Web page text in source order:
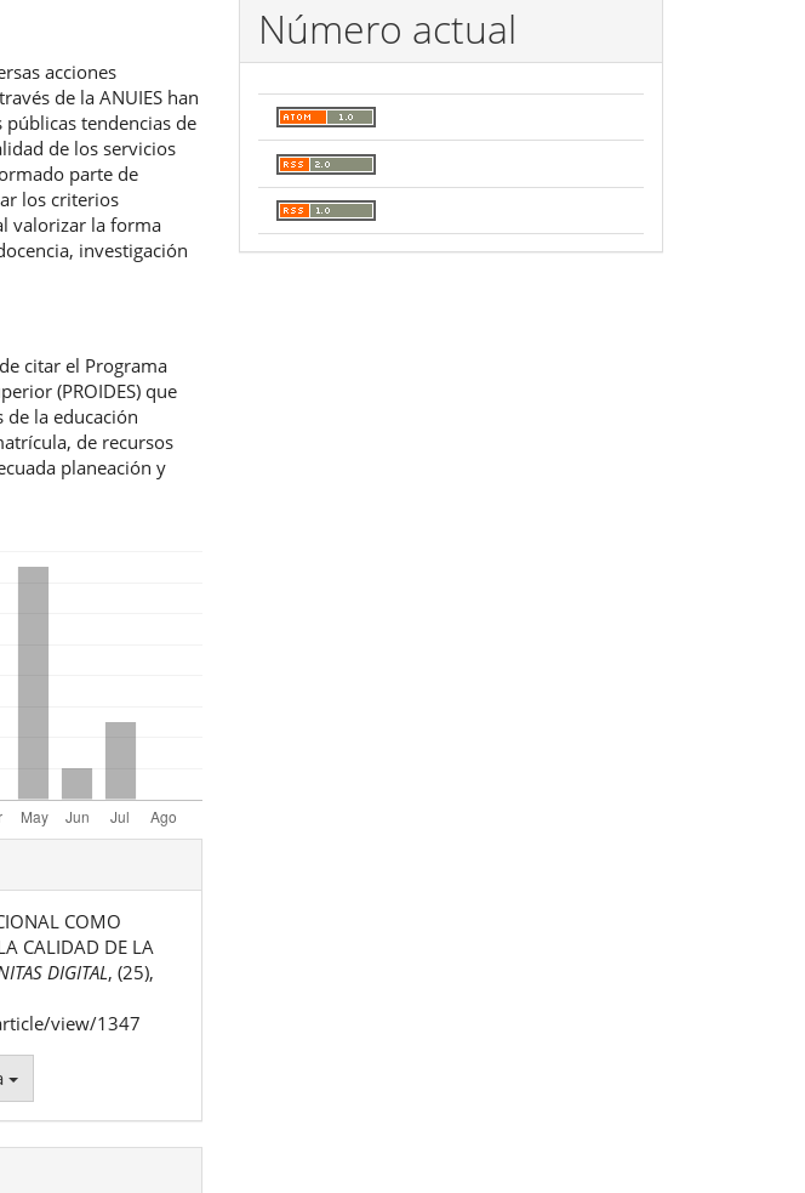
acciones
de la ANUIES han
tendencias de
de los servicios
parte de
los criterios
valorizar la forma
investigación
citar el Programa
(PROIDES) que
la educación
de recursos
planeación y
COMO
CALIDAD DE LA
DIGITAL, (25),
view/1347
Número actual